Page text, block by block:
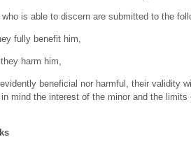
is able to discern are submitted to the
fully benefit him,
harm him,
beneficial nor harmful, their validity
mind the interest of the minor and the